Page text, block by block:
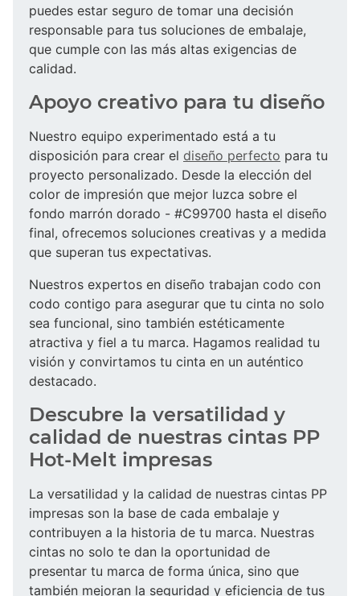
puedes estar seguro de tomar una decisión
responsable para tus soluciones de embalaje,
que cumple con las más altas exigencias de
calidad.
Apoyo creativo para tu diseño
Nuestro equipo experimentado está a tu
disposición para crear el diseño perfecto para tu
proyecto personalizado. Desde la elección del
color de impresión que mejor luzca sobre el
fondo marrón dorado - #C99700 hasta el diseño
final, ofrecemos soluciones creativas y a medida
que superan tus expectativas.
Nuestros expertos en diseño trabajan codo con
codo contigo para asegurar que tu cinta no solo
sea funcional, sino también estéticamente
atractiva y fiel a tu marca. Hagamos realidad tu
visión y convirtamos tu cinta en un auténtico
destacado.
Descubre la versatilidad y
calidad de nuestras cintas PP
Hot-Melt impresas
La versatilidad y la calidad de nuestras cintas PP
impresas son la base de cada embalaje y
contribuyen a la historia de tu marca. Nuestras
cintas no solo te dan la oportunidad de
presentar tu marca de forma única, sino que
también mejoran la seguridad y eficiencia de tus